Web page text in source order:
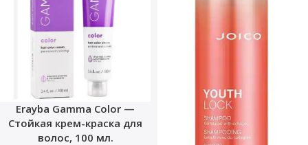
Erayba Gamma Color —
Стойкая крем-краска для
волос, 100 мл.